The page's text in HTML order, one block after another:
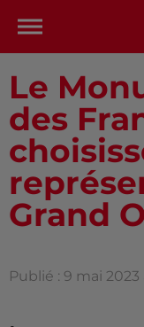
Le
des
Grand
Publié : 9 mai